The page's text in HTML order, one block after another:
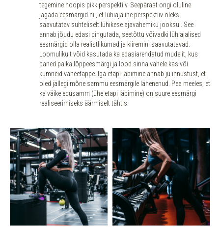
tegemine hoopis pikk perspektiiv. Seepärast ongi oluline
jagada eesmärgid nii, et lühiajaline perspektiiv oleks
saavutatav suhteliselt lühikese ajavahemiku jooksul. See
annab jõudu edasi pingutada, seetõttu võivadki lühiajalised
eesmärgid olla realistlikumad ja kiiremini saavutatavad.
Loomulikult võid kasutada ka edasiarendatud mudelit, kus
paned paika lõppeesmärgi ja lood sinna vahele kas või
kümneid vaheetappe. Iga etapi läbimine annab ju innustust, et
oled jällegi mõne sammu eesmärgile lähenenud. Pea meeles, et
ka väike edusamm (ühe etapi läbimine) on suure eesmärgi
realiseerimiseks äärmiselt tähtis.